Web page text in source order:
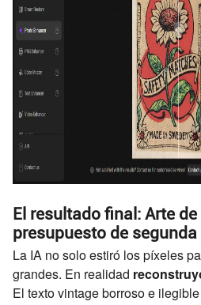
El resultado final: Arte
presupuesto de
La IA no solo estiró los píxeles
grandes. En realidad
El texto vintage borroso e